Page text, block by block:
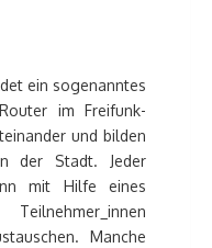
ein sogenanntes
im Freifunk-
und bilden
der Stadt. Jeder
mit Hilfe eines
Manche